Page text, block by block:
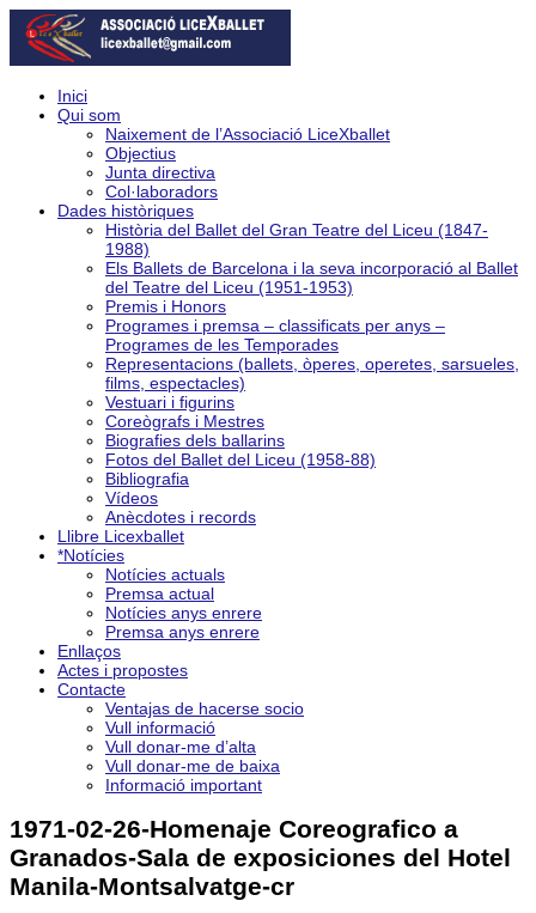
Inici
Qui som
Naixement de l’Associació LiceXballet
Objectius
Junta directiva
Col·laboradors
Dades històriques
Història del Ballet del Gran Teatre del Liceu (1847-
1988)
Els Ballets de Barcelona i la seva incorporació al Ballet
del Teatre del Liceu (1951-1953)
Premis i Honors
Programes i premsa – classificats per anys –
Programes de les Temporades
Representacions (ballets, òperes, operetes, sarsueles,
films, espectacles)
Vestuari i figurins
Coreògrafs i Mestres
Biografies dels ballarins
Fotos del Ballet del Liceu (1958-88)
Bibliografia
Vídeos
Anècdotes i records
Llibre Licexballet
*Notícies
Notícies actuals
Premsa actual
Notícies anys enrere
Premsa anys enrere
Enllaços
Actes i propostes
Contacte
Ventajas de hacerse socio
Vull informació
Vull donar-me d’alta
Vull donar-me de baixa
Informació important
1971-02-26-Homenaje Coreografico a
Granados-Sala de exposiciones del Hotel
Manila-Montsalvatge-cr